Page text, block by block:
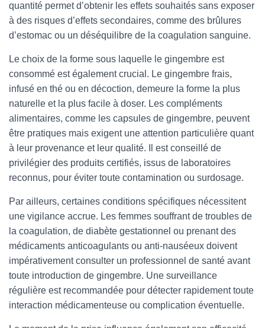
quantité permet d’obtenir les effets souhaités sans exposer
à des risques d’effets secondaires, comme des brûlures
d’estomac ou un déséquilibre de la coagulation sanguine.
Le choix de la forme sous laquelle le gingembre est
consommé est également crucial. Le gingembre frais,
infusé en thé ou en décoction, demeure la forme la plus
naturelle et la plus facile à doser. Les compléments
alimentaires, comme les capsules de gingembre, peuvent
être pratiques mais exigent une attention particulière quant
à leur provenance et leur qualité. Il est conseillé de
privilégier des produits certifiés, issus de laboratoires
reconnus, pour éviter toute contamination ou surdosage.
Par ailleurs, certaines conditions spécifiques nécessitent
une vigilance accrue. Les femmes souffrant de troubles de
la coagulation, de diabète gestationnel ou prenant des
médicaments anticoagulants ou anti-nauséeux doivent
impérativement consulter un professionnel de santé avant
toute introduction de gingembre. Une surveillance
régulière est recommandée pour détecter rapidement toute
interaction médicamenteuse ou complication éventuelle.